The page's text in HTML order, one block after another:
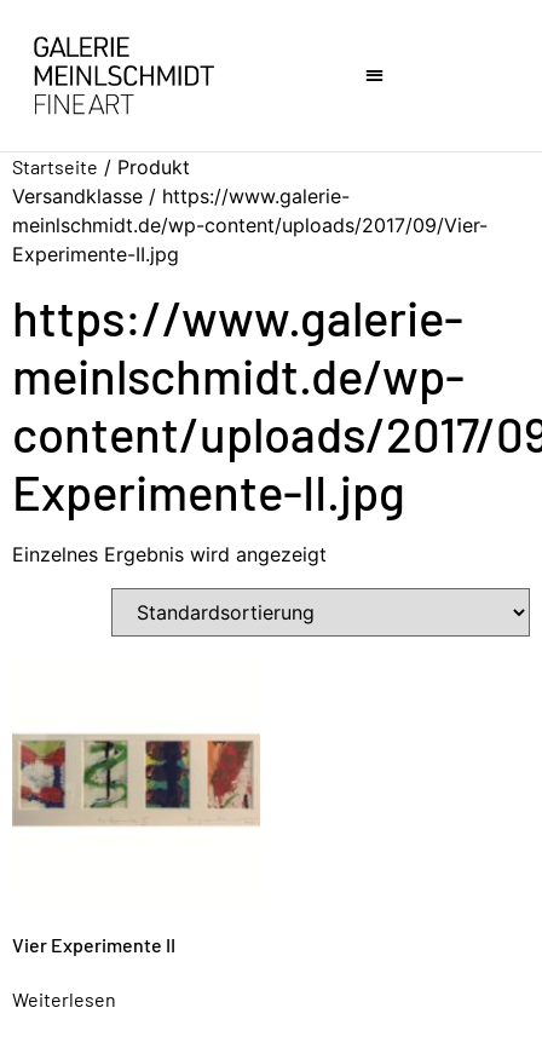
Startseite / Produkt
Versandklasse / https://www.galerie-
meinlschmidt.de/wp-content/uploads/2017/09/Vier-
Experimente-II.jpg
https://www.galerie-
meinlschmidt.de/wp-
content/uploads/2017/
Experimente-II.jpg
Einzelnes Ergebnis wird angezeigt
Vier Experimente II
Weiterlesen